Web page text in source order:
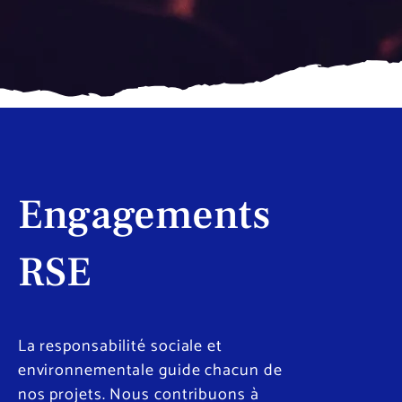
Engagements
RSE
La responsabilité sociale et
environnementale guide chacun de
nos projets. Nous contribuons à